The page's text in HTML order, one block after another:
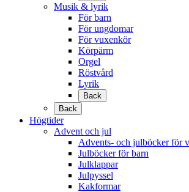
Musik & lyrik
För barn
För ungdomar
För vuxenkör
Körpärm
Orgel
Röstvård
Lyrik
Back
Back
Högtider
Advent och jul
Advents- och julböcker för
Julböcker för barn
Julklappar
Julpyssel
Kakformar